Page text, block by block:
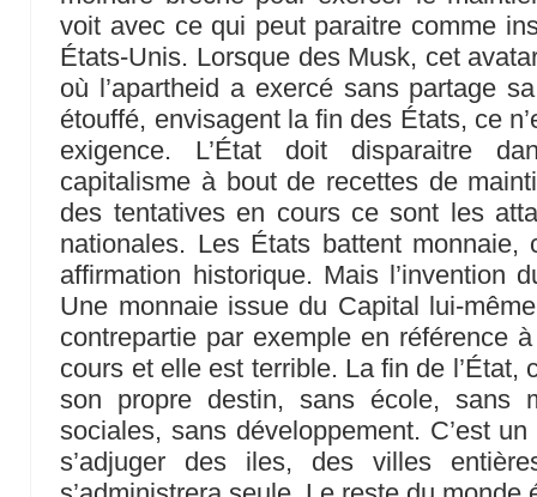
voit avec ce qui peut paraitre comme
États-Unis. Lorsque des Musk, cet
où l’apartheid a exercé sans partage
étouffé, envisagent la fin des États, ce
exigence. L’État doit disparaitre
capitalisme à bout de recettes de
des tentatives en cours ce sont les
nationales. Les États battent monnaie,
affirmation historique. Mais l’invention
Une monnaie issue du Capital lui-
contrepartie par exemple en référence à
cours et elle est terrible. La fin de l’État,
son propre destin, sans école, sans
sociales, sans développement. C’est
s’adjuger des iles, des villes